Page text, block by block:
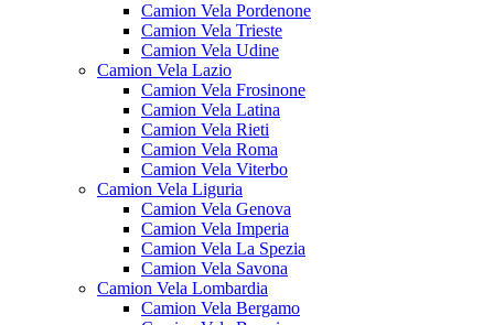
Camion Vela Pordenone
Camion Vela Trieste
Camion Vela Udine
Camion Vela Lazio
Camion Vela Frosinone
Camion Vela Latina
Camion Vela Rieti
Camion Vela Roma
Camion Vela Viterbo
Camion Vela Liguria
Camion Vela Genova
Camion Vela Imperia
Camion Vela La Spezia
Camion Vela Savona
Camion Vela Lombardia
Camion Vela Bergamo